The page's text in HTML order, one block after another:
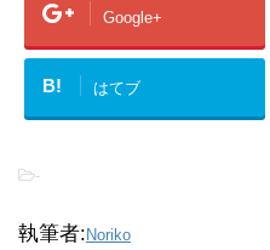
Google+
B! はてブ
-
執筆者: Noriko